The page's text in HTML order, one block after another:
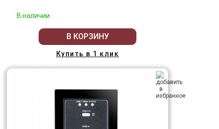
В наличии
В КОРЗИНУ
Купить в 1 клик